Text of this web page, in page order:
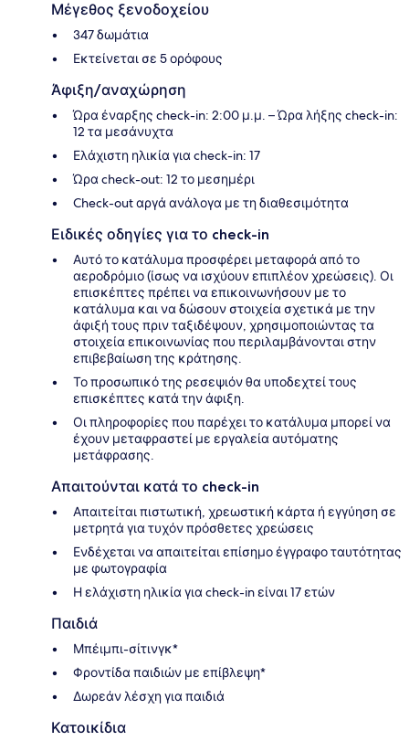
Μέγεθος ξενοδοχείου
347 δωμάτια
Εκτείνεται σε 5 ορόφους
Άφιξη/αναχώρηση
Ώρα έναρξης check-in: 2:00 μ.μ. – Ώρα λήξης check-in:
12 τα μεσάνυχτα
Ελάχιστη ηλικία για check-in: 17
Ώρα check-out: 12 το μεσημέρι
Check-out αργά ανάλογα με τη διαθεσιμότητα
Ειδικές οδηγίες για το check-in
Αυτό το κατάλυμα προσφέρει μεταφορά από το
αεροδρόμιο (ίσως να ισχύουν επιπλέον χρεώσεις). Οι
επισκέπτες πρέπει να επικοινωνήσουν με το
κατάλυμα και να δώσουν στοιχεία σχετικά με την
άφιξή τους πριν ταξιδέψουν, χρησιμοποιώντας τα
στοιχεία επικοινωνίας που περιλαμβάνονται στην
επιβεβαίωση της κράτησης.
Το προσωπικό της ρεσεψιόν θα υποδεχτεί τους
επισκέπτες κατά την άφιξη.
Οι πληροφορίες που παρέχει το κατάλυμα μπορεί να
έχουν μεταφραστεί με εργαλεία αυτόματης
μετάφρασης.
Απαιτούνται κατά το check-in
Απαιτείται πιστωτική, χρεωστική κάρτα ή εγγύηση σε
μετρητά για τυχόν πρόσθετες χρεώσεις
Ενδέχεται να απαιτείται επίσημο έγγραφο ταυτότητας
με φωτογραφία
Η ελάχιστη ηλικία για check-in είναι 17 ετών
Παιδιά
Μπέιμπι-σίτινγκ*
Φροντίδα παιδιών με επίβλεψη*
Δωρεάν λέσχη για παιδιά
Κατοικίδια